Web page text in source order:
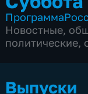
Программа
Новостные,
политические,
Выпуски